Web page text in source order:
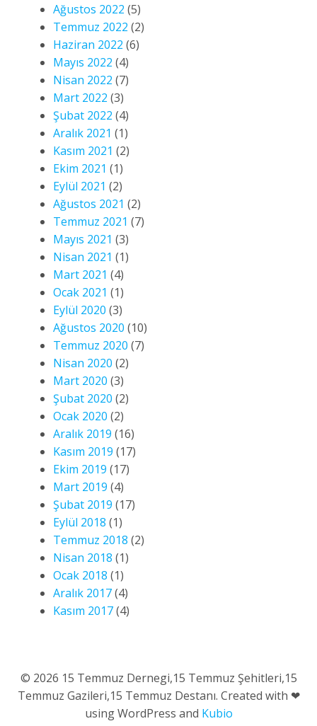
Ağustos 2022 (5)
Temmuz 2022 (2)
Haziran 2022 (6)
Mayıs 2022 (4)
Nisan 2022 (7)
Mart 2022 (3)
Şubat 2022 (4)
Aralık 2021 (1)
Kasım 2021 (2)
Ekim 2021 (1)
Eylül 2021 (2)
Ağustos 2021 (2)
Temmuz 2021 (7)
Mayıs 2021 (3)
Nisan 2021 (1)
Mart 2021 (4)
Ocak 2021 (1)
Eylül 2020 (3)
Ağustos 2020 (10)
Temmuz 2020 (7)
Nisan 2020 (2)
Mart 2020 (3)
Şubat 2020 (2)
Ocak 2020 (2)
Aralık 2019 (16)
Kasım 2019 (17)
Ekim 2019 (17)
Mart 2019 (4)
Şubat 2019 (17)
Eylül 2018 (1)
Temmuz 2018 (2)
Nisan 2018 (1)
Ocak 2018 (1)
Aralık 2017(4)
Kasım 2017(4)
© 2026 15 Temmuz Dernegi,15 Temmuz Şehitleri,15
Temmuz Gazileri,15 Temmuz Destanı. Created with ❤
using WordPress and Kubio